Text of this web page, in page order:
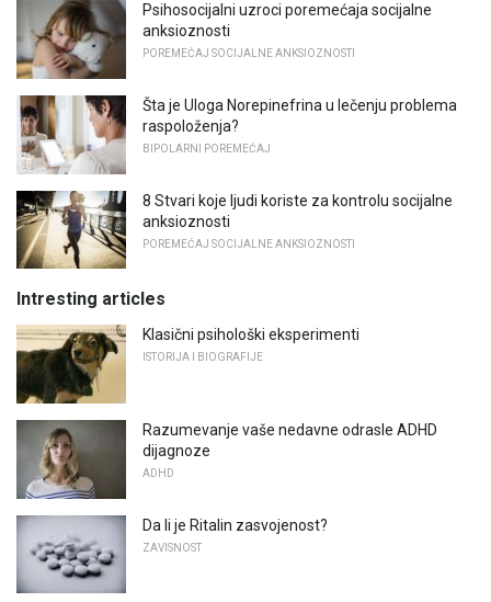
Psihosocijalni uzroci poremećaja socijalne
anksioznosti
POREMEĆAJ SOCIJALNE ANKSIOZNOSTI
Šta je Uloga Norepinefrina u lečenju problema
raspoloženja?
BIPOLARNI POREMEĆAJ
8 Stvari koje ljudi koriste za kontrolu socijalne
anksioznosti
POREMEĆAJ SOCIJALNE ANKSIOZNOSTI
Intresting articles
Klasični psihološki eksperimenti
ISTORIJA I BIOGRAFIJE
Razumevanje vaše nedavne odrasle ADHD
dijagnoze
ADHD
Da li je Ritalin zasvojenost?
ZAVISNOST